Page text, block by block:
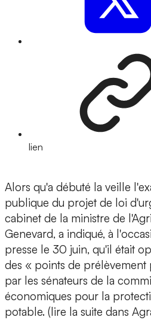
lien
Alors qu'a débuté la veille
publique du projet de loi
cabinet de la ministre de
Genevard, a indiqué, à
presse le 30 juin, qu'il était
des « points de
par les sénateurs de la
économiques pour la
potable. (lire la suite dans